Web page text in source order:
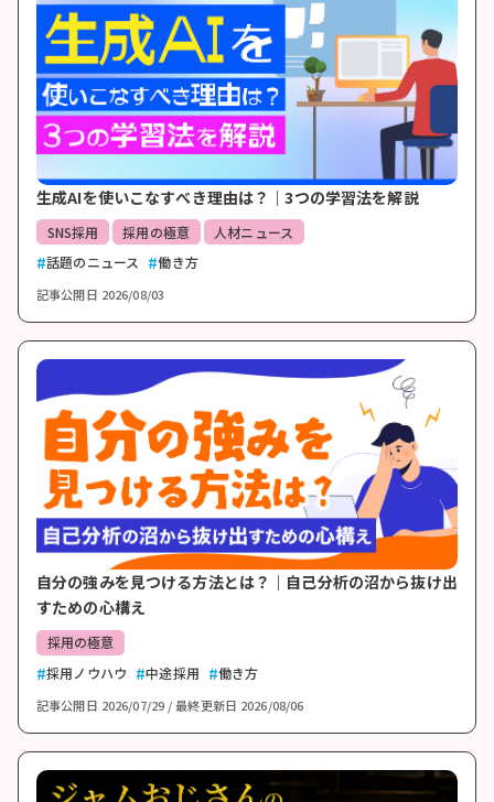
生成AIを使いこなすべき理由は？｜3つの学習法を解説
SNS採用 採用の極意
人材ニュース
話題のニュース
働き方
記事公開日 2026/08/03
自分の強みを見つける方法とは？｜自己分析の沼から抜け出
すための心構え
採用の極意
採用ノウハウ
中途採用 働き方
記事公開日 2026/07/29 最終更新日 2026/08/06